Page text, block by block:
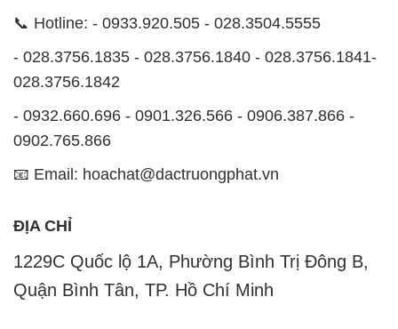
📞 Hotline: - 0933.920.505 - 028.3504.5555
- 028.3756.1835 - 028.3756.1840 - 028.3756.1841-
028.3756.1842
- 0932.660.696 - 0901.326.566 - 0906.387.866 -
0902.765.866
📧 Email: hoachat@dactruongphat.vn
ĐỊA CHỈ
1229C Quốc lộ 1A, Phường Bình Trị Đông B,
Quận Bình Tân, TP. Hồ Chí Minh